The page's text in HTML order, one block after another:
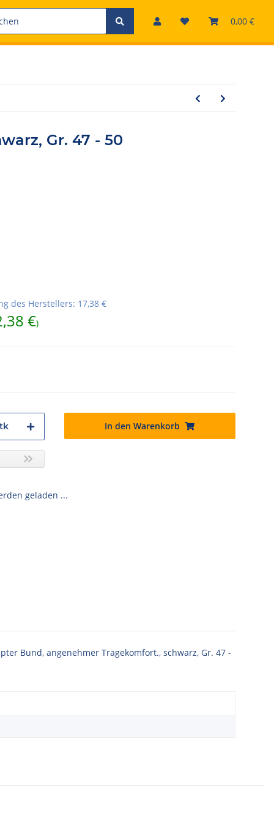
0,00 €
Gr. 47 - 50
des Herstellers: 17,38 €
€)
In den Warenkorb
geladen ...
Bund, angenehmer Tragekomfort., schwarz, Gr. 47 -